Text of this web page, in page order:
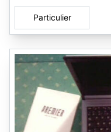
Particulier